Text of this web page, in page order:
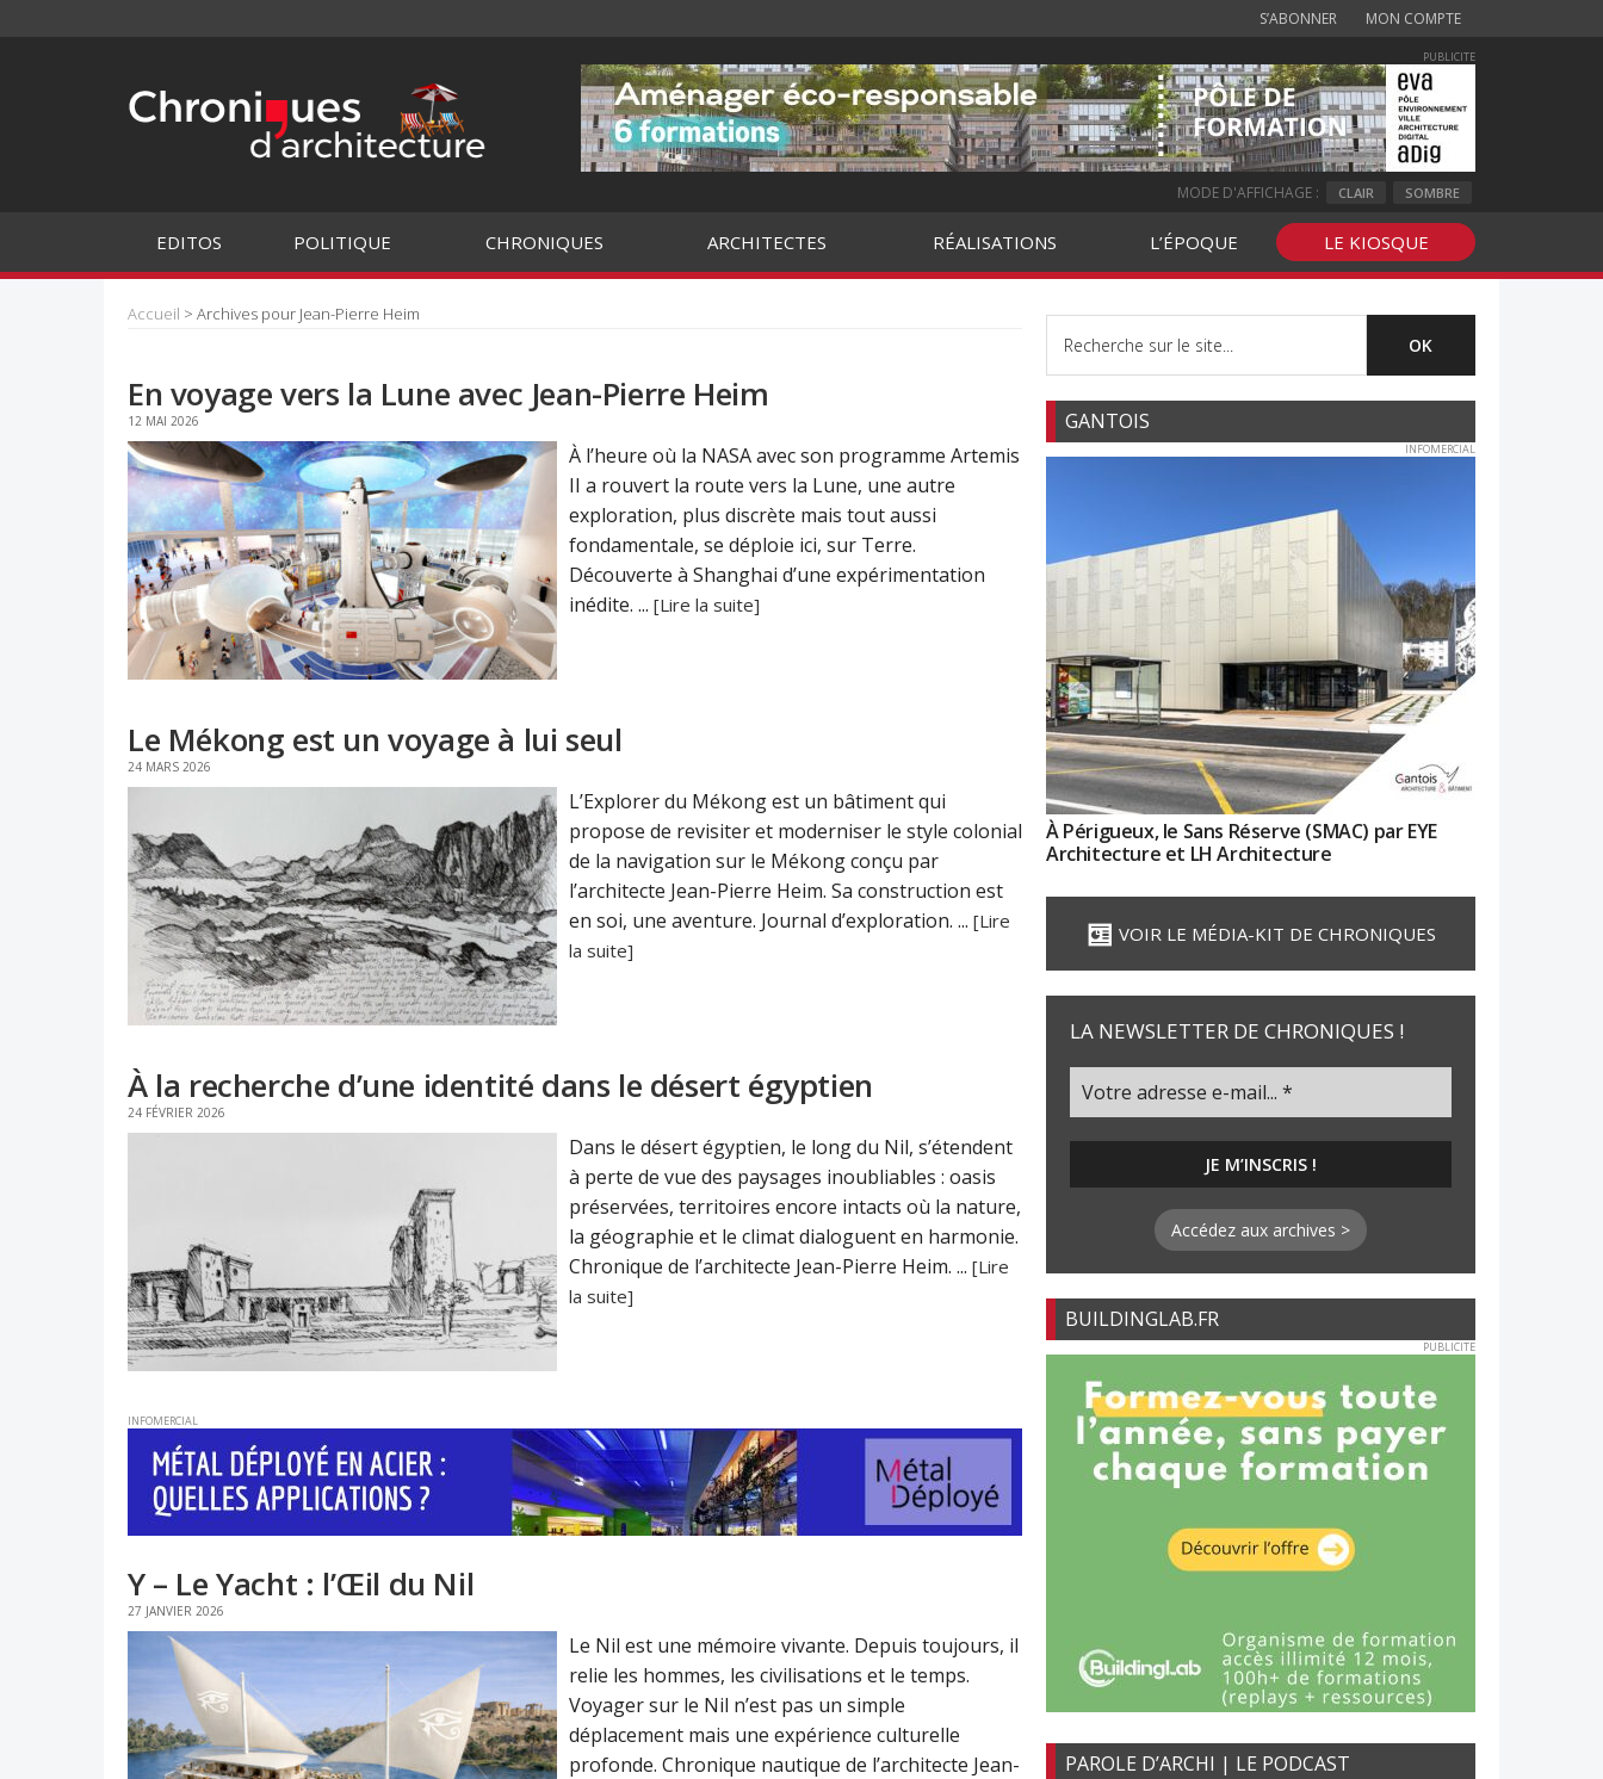
S’ABONNER MON COMPTE
PUBLICITE
MODE D'AFFICHAGE : CLAIR SOMBRE
EDITOS POLITIQUE CHRONIQUES ARCHITECTES RÉALISATIONS L’ÉPOQUE LE KIOSQUE
Accueil > Archives pour Jean-Pierre Heim
En voyage vers la Lune avec Jean-Pierre Heim
12 MAI 2026
À l’heure où la NASA avec son programme Artemis
II a rouvert la route vers la Lune, une autre
exploration, plus discrète mais tout aussi
fondamentale, se déploie ici, sur Terre.
Découverte à Shanghai d’une expérimentation
inédite. ... [Lire la suite]
Le Mékong est un voyage à lui seul
24 MARS 2026
L’Explorer du Mékong est un bâtiment qui
propose de revisiter et moderniser le style colonial
de la navigation sur le Mékong conçu par
l’architecte Jean-Pierre Heim. Sa construction est
en soi, une aventure. Journal d’exploration. ... [Lire
la suite]
À la recherche d’une identité dans le désert égyptien
24 FÉVRIER 2026
Dans le désert égyptien, le long du Nil, s’étendent
à perte de vue des paysages inoubliables : oasis
préservées, territoires encore intacts où la nature,
la géographie et le climat dialoguent en harmonie.
Chronique de l’architecte Jean-Pierre Heim. ... [Lire
la suite]
INFOMERCIAL
Y – Le Yacht : l’Œil du Nil
27 JANVIER 2026
Le Nil est une mémoire vivante. Depuis toujours, il
relie les hommes, les civilisations et le temps.
Voyager sur le Nil n’est pas un simple
déplacement mais une expérience culturelle
profonde. Chronique nautique de l’architecte Jean-
GANTOIS
INFOMERCIAL
À Périgueux, le Sans Réserve (SMAC) par EYE
Architecture et LH Architecture
VOIR LE MÉDIA-KIT DE CHRONIQUES
LA NEWSLETTER DE CHRONIQUES !
Accédez aux archives >
BUILDINGLAB.FR
PUBLICITE
PAROLE D’ARCHI | LE PODCAST